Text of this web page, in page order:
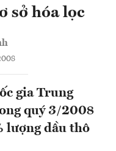
sở hóa lọc
gia Trung
quý 3/2008
lượng dầu thô